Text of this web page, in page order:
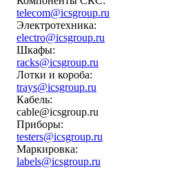
telecom@icsgroup.ru
Электротехника:
electro@icsgroup.ru
Шкафы:
racks@icsgroup.ru
Лотки и короба:
trays@icsgroup.ru
Кабель:
cable@icsgroup.ru
Приборы:
testers@icsgroup.ru
Маркировка:
labels@icsgroup.ru